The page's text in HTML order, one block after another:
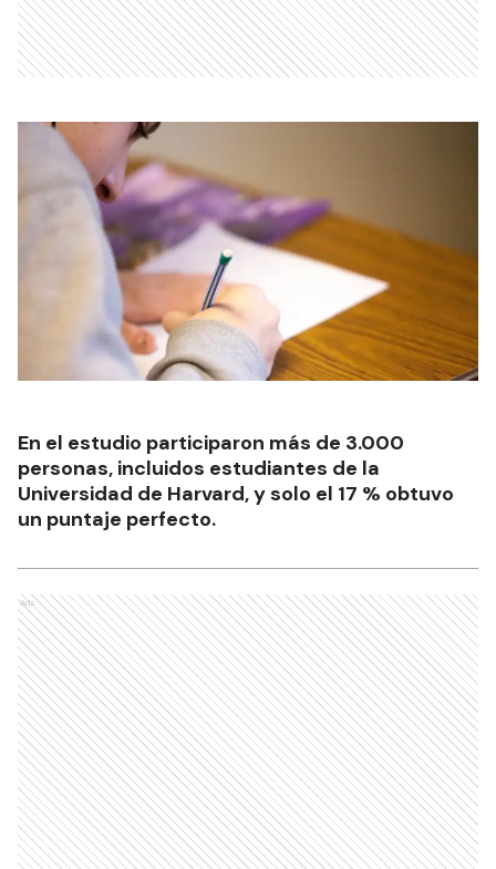
En el estudio participaron más de 3.000
personas, incluidos estudiantes de la
Universidad de Harvard, y solo el 17 % obtuvo
un puntaje perfecto.
Ads